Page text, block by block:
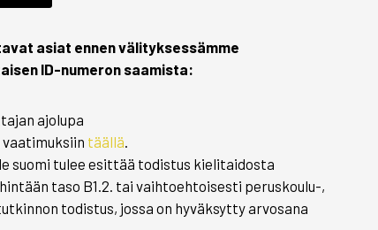
asiat ennen välityksessämme
ID-numeron saamista:
ajolupa
vaatimuksiin täällä
suomi tulee esittää todistus kielitaidosta
taso B1.2. tai vaihtoehtoisesti peruskoulu-,
todistus, jossa on hyväksytty arvosana